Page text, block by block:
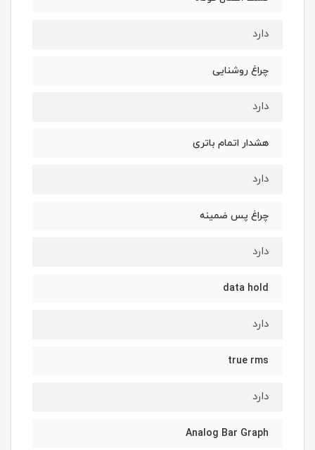
دارد
چراغ روشنایی
دارد
هشدار اتمام باتری
دارد
چراغ پس ضمینه
دارد
data hold
دارد
true rms
دارد
Analog Bar Graph